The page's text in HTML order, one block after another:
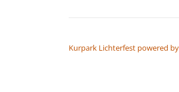
Kurpark Lichterfest powered by